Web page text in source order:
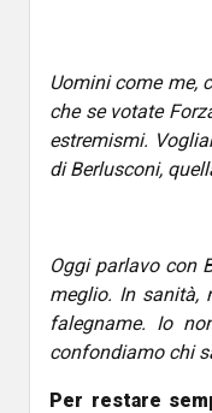
Uomini come me,
che se votate
estremismi.
di Berlusconi,
Oggi parlavo con
meglio. In sanità,
falegname. Io
confondiamo chi
Per restare